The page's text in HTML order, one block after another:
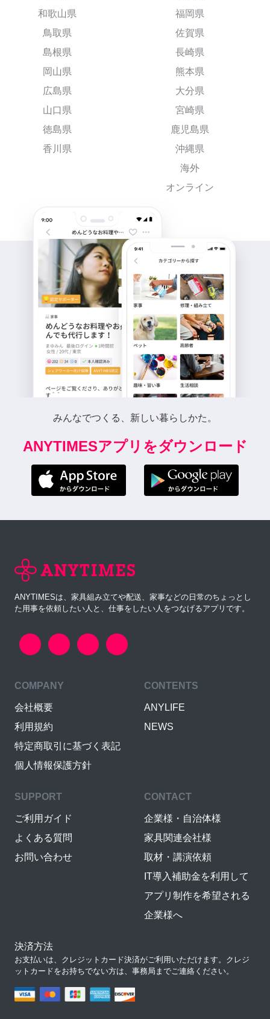
和歌山県
鳥取県
島根県
岡山県
広島県
山口県
徳島県
香川県
福岡県
佐賀県
長崎県
熊本県
大分県
宮崎県
鹿児島県
沖縄県
海外
オンライン
みんなでつくる、新しい暮らしかた。
ANYTIMESアプリをダウンロード
ANYTIMESは、家具組み立てや配送、家事などの日常のちょっとし
た用事を依頼したい人と、仕事をしたい人をつなげるアプリです。
COMPANY
会社概要
利用規約
特定商取引に基づく表記
個人情報保護方針
CONTENTS
ANYLIFE
NEWS
SUPPORT
ご利用ガイド
よくある質問
お問い合わせ
CONTACT
企業様・自治体様
家具関連会社様
取材・講演依頼
IT導入補助金を利用して
アプリ制作を希望される
企業様へ
決済方法
お支払いは、クレジットカード決済がご利用いただけます。クレジ
ットカードをお持ちでない方は、事務局までご連絡ください。